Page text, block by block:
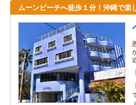
ムーンビーチへ徒歩１分！沖縄で楽